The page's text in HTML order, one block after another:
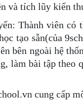
và tích lũy kiến
Thành viên có
tạo sẵn(của
bên ngoài hệ
làm bài tập theo
cung cấp